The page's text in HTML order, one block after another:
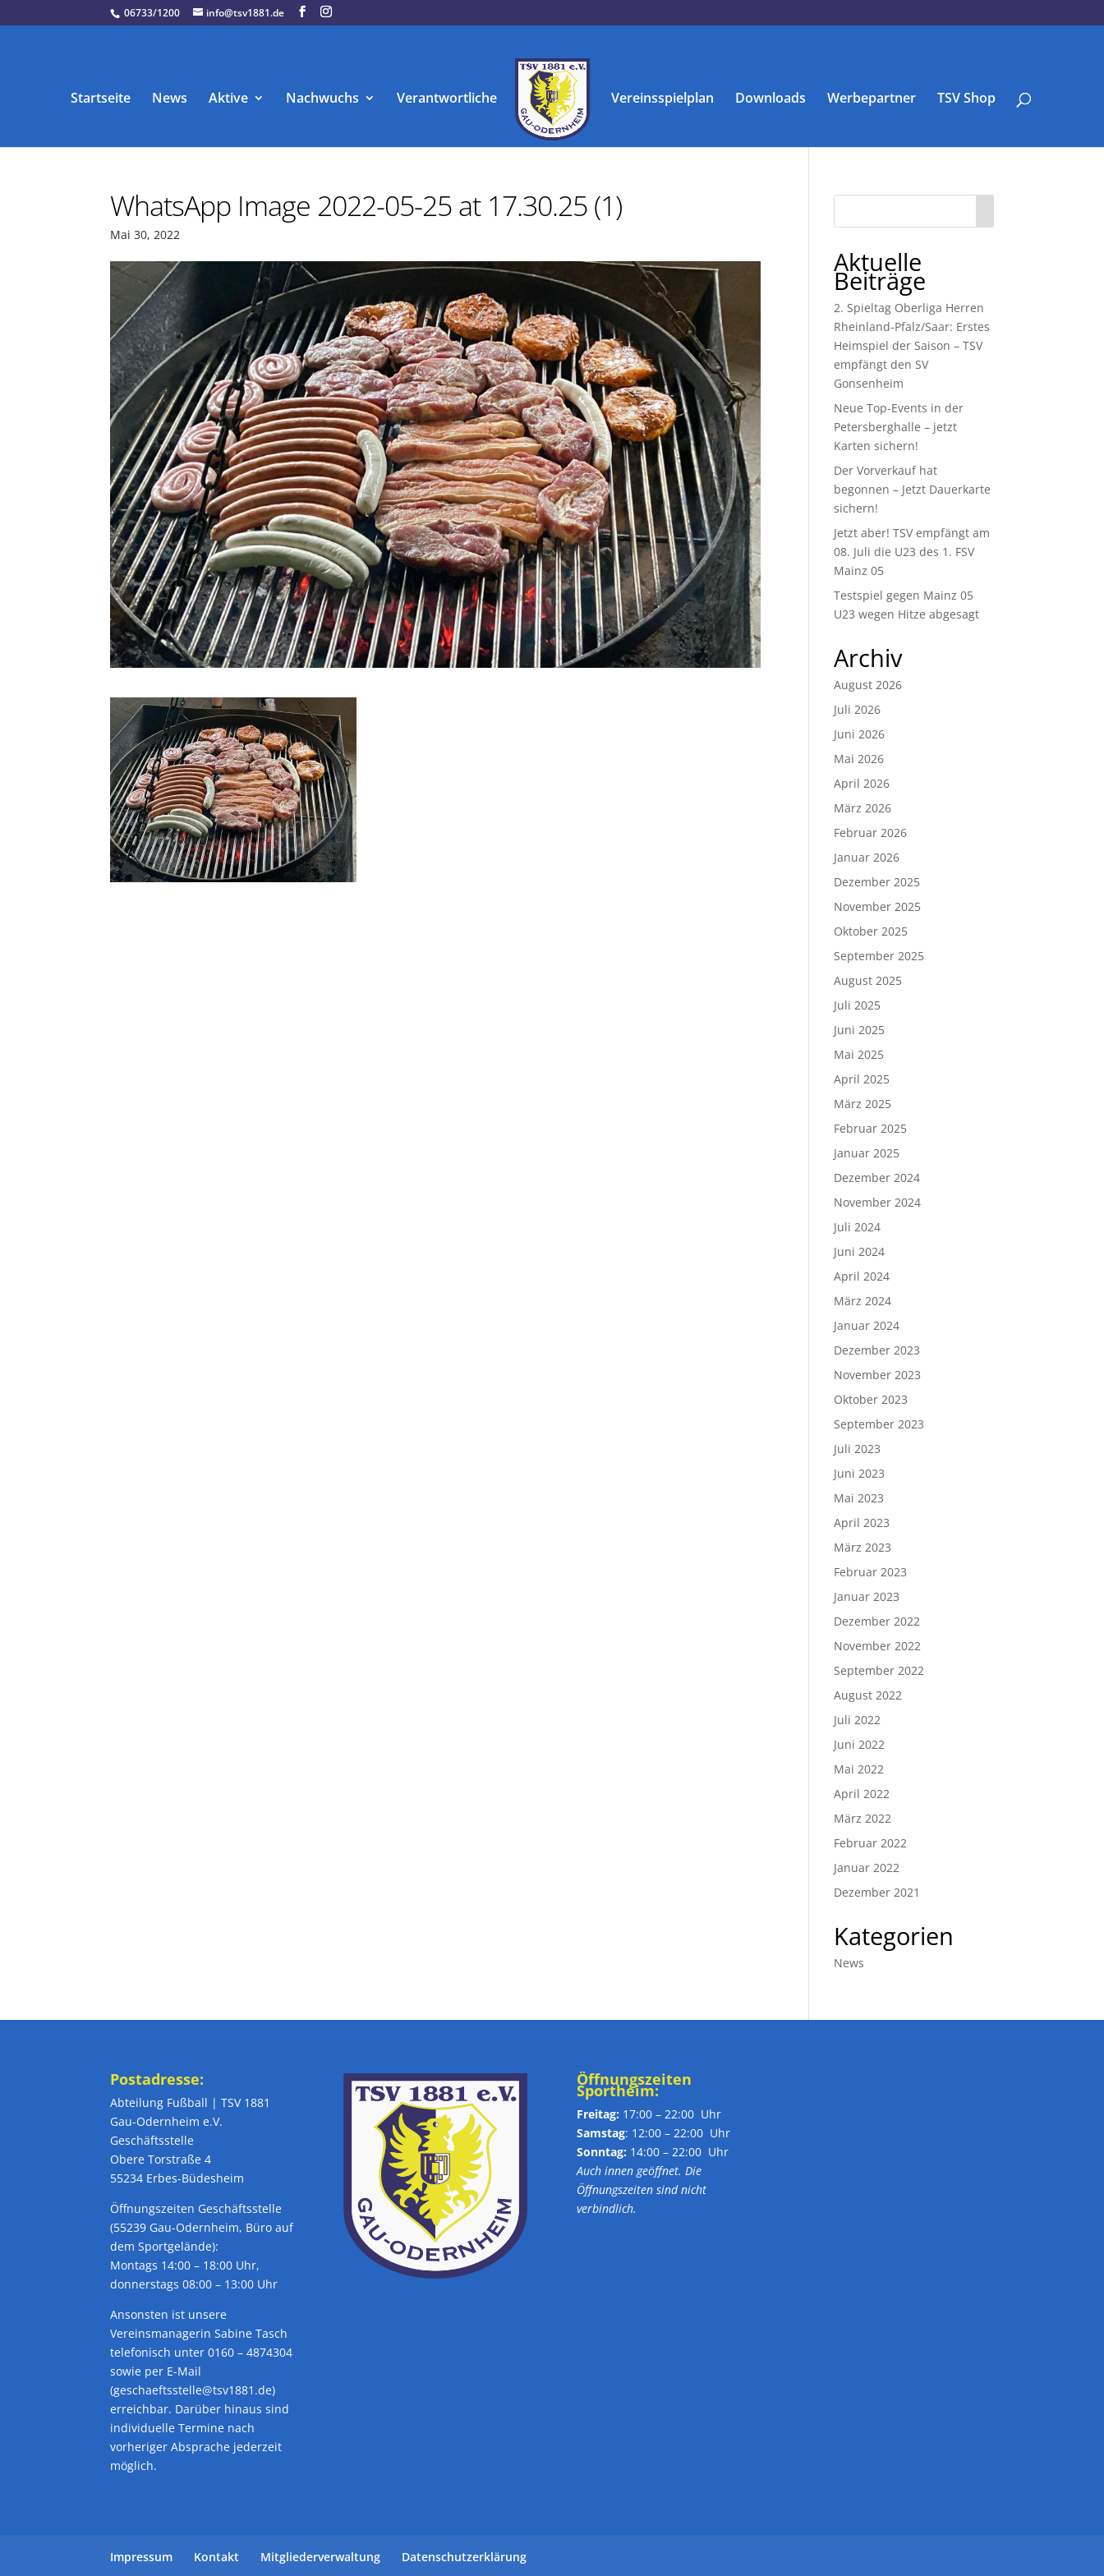
06733/1200 info@tsv1881.de
Startseite News Aktive Nachwuchs Verantwortliche Vereinsspielplan Downloads Werbepartner TSV Shop
WhatsApp Image 2022-05-25 at 17.30.25 (1)
Mai 30, 2022
Aktuelle
Beiträge
2. Spieltag Oberliga Herren
Rheinland-Pfalz/Saar: Erstes
Heimspiel der Saison – TSV
empfängt den SV
Gonsenheim
Neue Top-Events in der
Petersberghalle – jetzt
Karten sichern!
Der Vorverkauf hat
begonnen – Jetzt Dauerkarte
sichern!
Jetzt aber! TSV empfängt am
08. Juli die U23 des 1. FSV
Mainz 05
Testspiel gegen Mainz 05
U23 wegen Hitze abgesagt
Archiv
August 2026
Juli 2026
Juni 2026
Mai 2026
April 2026
März 2026
Februar 2026
Januar 2026
Dezember 2025
November 2025
Oktober 2025
September 2025
August 2025
Juli 2025
Juni 2025
Mai 2025
April 2025
März 2025
Februar 2025
Januar 2025
Dezember 2024
November 2024
Juli 2024
Juni 2024
April 2024
März 2024
Januar 2024
Dezember 2023
November 2023
Oktober 2023
September 2023
Juli 2023
Juni 2023
Mai 2023
April 2023
März 2023
Februar 2023
Januar 2023
Dezember 2022
November 2022
September 2022
August 2022
Juli 2022
Juni 2022
Mai 2022
April 2022
März 2022
Februar 2022
Januar 2022
Dezember 2021
Kategorien
News
Postadresse:
Abteilung Fußball | TSV 1881
Gau-Odernheim e.V.
Geschäftsstelle
Obere Torstraße 4
55234 Erbes-Büdesheim
Öffnungszeiten Geschäftsstelle
(55239 Gau-Odernheim, Büro auf
dem Sportgelände):
Montags 14:00 – 18:00 Uhr,
donnerstags 08:00 – 13:00 Uhr
Ansonsten ist unsere
Vereinsmanagerin Sabine Tasch
telefonisch unter 0160 – 4874304
sowie per E-Mail
(geschaeftsstelle@tsv1881.de)
erreichbar. Darüber hinaus sind
individuelle Termine nach
vorheriger Absprache jederzeit
möglich.
Öffnungszeiten
Sportheim:
Freitag: 17:00 – 22:00 Uhr
Samstag: 12:00 – 22:00 Uhr
Sonntag: 14:00 – 22:00 Uhr
Auch innen geöffnet. Die
Öffnungszeiten sind nicht
verbindlich.
Impressum Kontakt Mitgliederverwaltung Datenschutzerklärung